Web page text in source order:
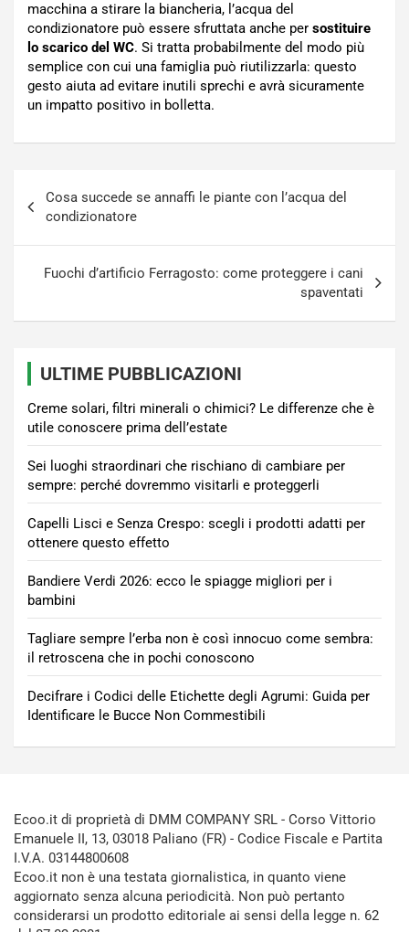
macchina a stirare la biancheria, l’acqua del
condizionatore può essere sfruttata anche per sostituire
lo scarico del WC. Si tratta probabilmente del modo più
semplice con cui una famiglia può riutilizzarla: questo
gesto aiuta ad evitare inutili sprechi e avrà sicuramente
un impatto positivo in bolletta.
articoli
Cosa succede se annaffi le piante con l’acqua del
condizionatore
Fuochi d’artificio Ferragosto: come proteggere i cani
spaventati
ULTIME PUBBLICAZIONI
Creme solari, filtri minerali o chimici? Le differenze che è
utile conoscere prima dell’estate
Sei luoghi straordinari che rischiano di cambiare per
sempre: perché dovremmo visitarli e proteggerli
Capelli Lisci e Senza Crespo: scegli i prodotti adatti per
ottenere questo effetto
Bandiere Verdi 2026: ecco le spiagge migliori per i
bambini
Tagliare sempre l’erba non è così innocuo come sembra:
il retroscena che in pochi conoscono
Decifrare i Codici delle Etichette degli Agrumi: Guida per
Identificare le Bucce Non Commestibili
Ecoo.it di proprietà di DMM COMPANY SRL - Corso Vittorio
Emanuele II, 13, 03018 Paliano (FR) - Codice Fiscale e Partita
I.V.A. 03144800608
Ecoo.it non è una testata giornalistica, in quanto viene
aggiornato senza alcuna periodicità. Non può pertanto
considerarsi un prodotto editoriale ai sensi della legge n. 62